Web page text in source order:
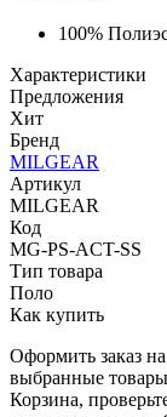
100%
Характеристики
Предложения
Хит
Бренд
MILGEAR
Артикул
MILGEAR
Код
MG-PS-ACT-SS
Тип товара
Поло
Как купить
Оформить заказ
выбранные товары
Корзина,